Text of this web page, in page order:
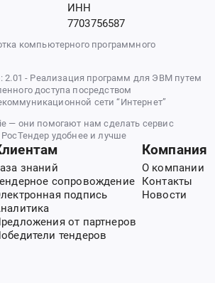
ИНН
7703756587
компьютерного программного
2.01 - Реализация программ для ЭВМ путем
доступа посредством
сети “Интернет”
— они помогают нам сделать сервис
удобнее и лучше
знаний
сопровождение
подпись
от партнеров
тендеров
Компания
О компании
Контакты
Новости